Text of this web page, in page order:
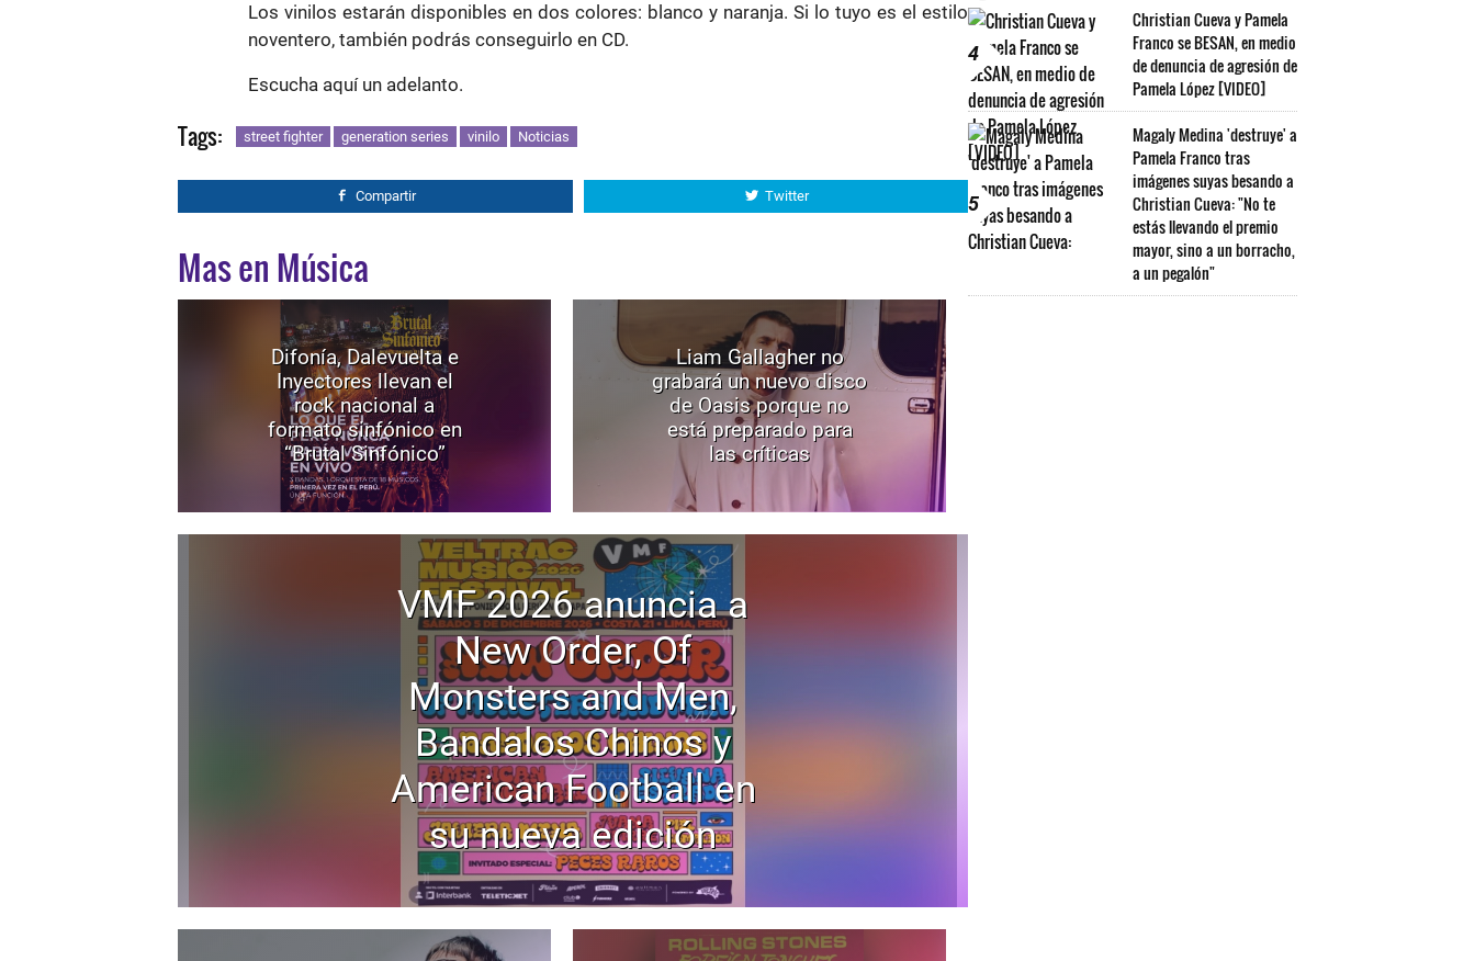
Los vinilos estarán disponibles en dos colores: blanco y naranja. Si lo tuyo es el estilo
noventero, también podrás conseguirlo en CD.
Escucha aquí un adelanto.
Tags: street fighter generation series vinilo Noticias
Compartir Twitter
Mas en Música
Difonía, Dalevuelta e
Inyectores llevan el
rock nacional a
formato sinfónico en
“Brutal Sinfónico”
Liam Gallagher no
grabará un nuevo disco
de Oasis porque no
está preparado para
las críticas
VMF 2026 anuncia a
New Order, Of
Monsters and Men,
Bandalos Chinos y
American Football en
su nueva edición
4
Christian Cueva y Pamela
Franco se BESAN, en medio
de denuncia de agresión de
Pamela López [VIDEO]
5
Magaly Medina 'destruye' a
Pamela Franco tras
imágenes suyas besando a
Christian Cueva: "No te
estás llevando el premio
mayor, sino a un borracho,
a un pegalón"